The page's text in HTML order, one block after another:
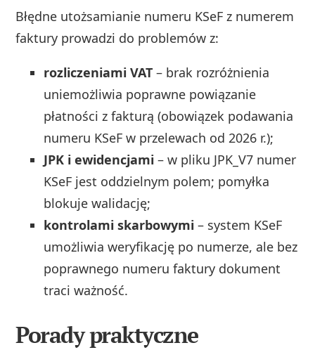
Błędne utożsamianie numeru KSeF z numerem
faktury prowadzi do problemów z:
rozliczeniami VAT – brak rozróżnienia
uniemożliwia poprawne powiązanie
płatności z fakturą (obowiązek podawania
numeru KSeF w przelewach od 2026 r.);
JPK i ewidencjami – w pliku JPK_V7 numer
KSeF jest oddzielnym polem; pomyłka
blokuje walidację;
kontrolami skarbowymi – system KSeF
umożliwia weryfikację po numerze, ale bez
poprawnego numeru faktury dokument
traci ważność.
Porady praktyczne